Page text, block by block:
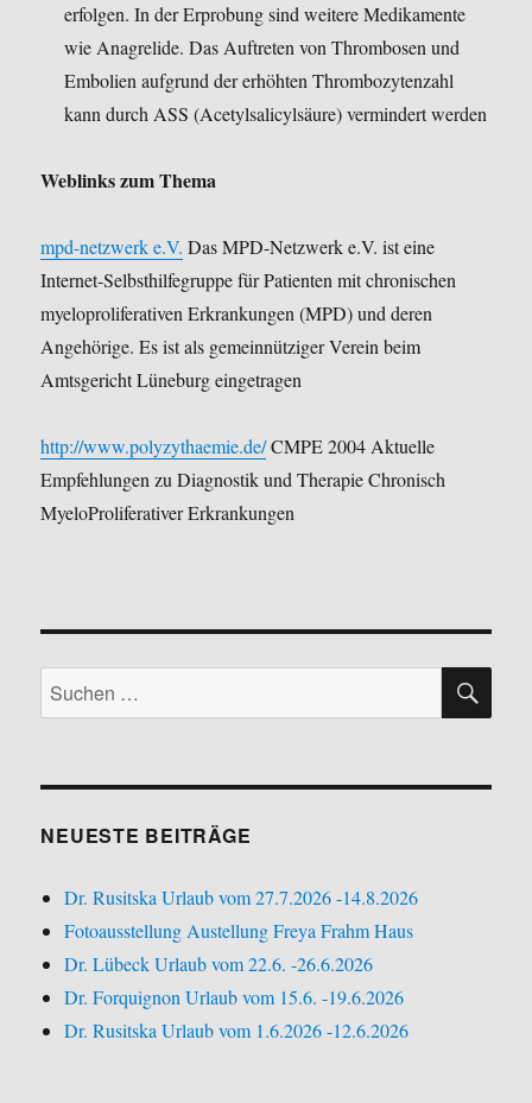
erfolgen. In der Erprobung sind weitere Medikamente
wie Anagrelide. Das Auftreten von Thrombosen und
Embolien aufgrund der erhöhten Thrombozytenzahl
kann durch ASS (Acetylsalicylsäure) vermindert werden
Weblinks zum Thema
mpd-netzwerk e.V. Das MPD-Netzwerk e.V. ist eine
Internet-Selbsthilfegruppe für Patienten mit chronischen
myeloproliferativen Erkrankungen (MPD) und deren
Angehörige. Es ist als gemeinnütziger Verein beim
Amtsgericht Lüneburg eingetragen
http://www.polyzythaemie.de/CMPE 2004 Aktuelle
Empfehlungen zu Diagnostik und Therapie Chronisch
MyeloProliferativer Erkrankungen
Suchen
nach:
NEUESTE BEITRÄGE
Dr. Rusitska Urlaub vom 27.7.2026 -14.8.2026
Fotoausstellung Austellung Freya Frahm Haus
Dr. Lübeck Urlaub vom 22.6. -26.6.2026
Dr. Forquignon Urlaub vom 15.6. -19.6.2026
Dr. Rusitska Urlaub vom 1.6.2026 -12.6.2026